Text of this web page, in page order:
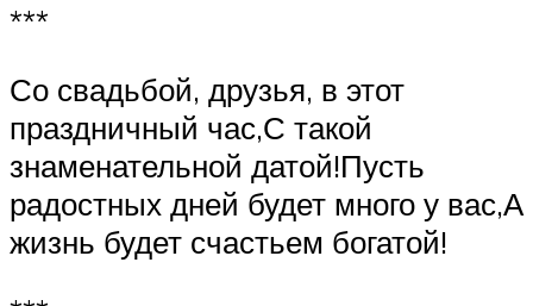
***
Со свадьбой, друзья, в этот
праздничный час,С такой
знаменательной датой!Пусть
радостных дней будет много у вас,А
жизнь будет счастьем богатой!